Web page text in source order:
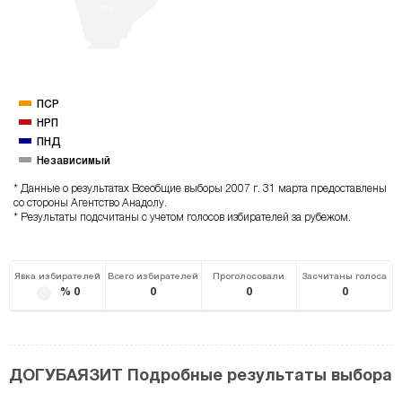
ПСР
НРП
ПНД
Независимый
* Данные о результатах Всеобщие выборы 2007 г. 31 марта предоставлены
со стороны Агентство Анадолу.
* Результаты подсчитаны с учетом голосов избирателей за рубежом.
Явка избирателей
% 0
Всего избирателей
0
Проголосовали
0
Засчитаны голоса
0
ДОГУБАЯЗИТ Подробные результаты выбора